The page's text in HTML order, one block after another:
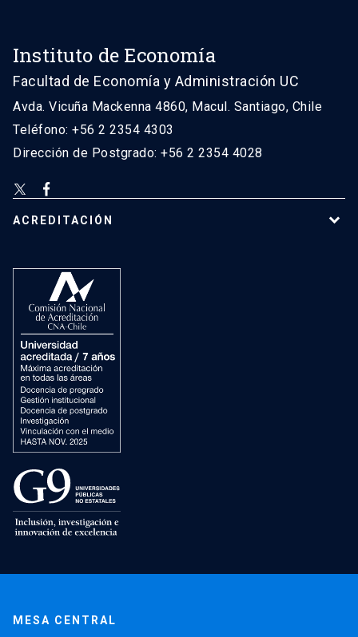
Instituto de Economía
Facultad de Economía y Administración UC
Avda. Vicuña Mackenna 4860, Macul. Santiago, Chile
Teléfono: +56 2 2354 4303
Dirección de Postgrado: +56 2 2354 4028
ACREDITACIÓN
MESA CENTRAL